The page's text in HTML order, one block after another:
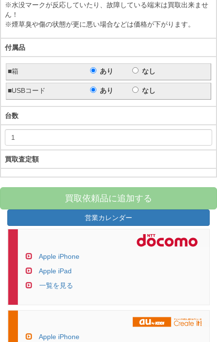
※水没マークが反応していたり、故障している端末は買取出来ませ
ん！
※煙草臭や傷の状態が更に悪い場合などは価格が下がります。
付属品
■箱 あり なし
■USBコード あり なし
台数
買取査定額
買取依頼品に追加する
営業カレンダー
Apple iPhone
Apple iPad
一覧を見る
Apple iPhone